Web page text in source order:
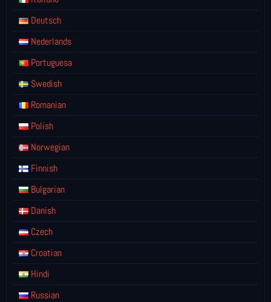
Deutsch
Nederlands
Portuguesa
Swedish
Romanian
Polish
Norwegian
Finnish
Bulgarian
Danish
Czech
Croatian
Hindi
Russian